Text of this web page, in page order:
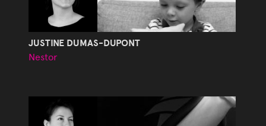
JUSTINE DUMAS-DUPONT
Nestor